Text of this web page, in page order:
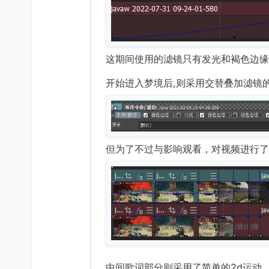
这期间使用的滤镜只有发光和褐色边缘
开始进入梦境后,则采用交替叠加滤镜
但为了不过与影响观看，对视频进行